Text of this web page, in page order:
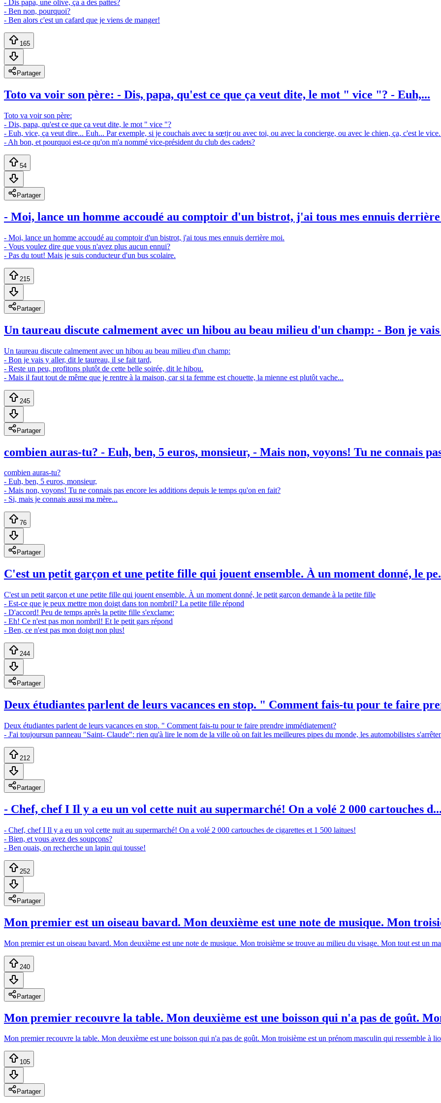
- Dis papa, une olive, ça a des pattes?
- Ben non, pourquoi?
- Ben alors c'est un cafard que je viens de manger!
165
Partager
Toto va voir son père: - Dis, papa, qu'est ce que ça veut dite, le mot " vice "? - Euh,...
Toto va voir son père:
- Dis, papa, qu'est ce que ça veut dite, le mot " vice "?
- Euh, vice, ça veut dire... Euh... Par exemple, si je couchais avec ta sœtjr ou avec toi, ou avec la concierge, ou avec le chien, ça, c'est le
- Ah bon, et pourquoi est-ce qu'on m'a nommé vice-président du club des cadets?
54
Partager
- Moi, lance un homme accoudé au comptoir d'un bistrot, j'ai tous mes ennuis
- Moi, lance un homme accoudé au comptoir d'un bistrot, j'ai tous mes ennuis derrière moi.
- Vous voulez dire que vous n'avez plus aucun ennui?
- Pas du tout! Mais je suis conducteur d'un bus scolaire.
215
Partager
Un taureau discute calmement avec un hibou au beau milieu d'un champ: - Bon je
Un taureau discute calmement avec un hibou au beau milieu d'un champ:
- Bon je vais y aller, dit le taureau, il se fait tard,
- Reste un peu, profitons plutôt de cette belle soirée, dit le hibou.
- Mais il faut tout de même que je rentre à la maison, car si ta femme est chouette, la mienne est plutôt vache...
245
Partager
combien auras-tu? - Euh, ben, 5 euros, monsieur, - Mais non, voyons! Tu ne connais
combien auras-tu?
- Euh, ben, 5 euros, monsieur,
- Mais non, voyons! Tu ne connais pas encore les additions depuis le temps qu'on en fait?
- Si, mais je connais aussi ma mère...
76
Partager
C'est un petit garçon et une petite fille qui jouent ensemble. À un moment donné, le
C'est un petit garçon et une petite fille qui jouent ensemble. À un moment donné, le petit garçon demande à la petite fille
- Est-ce que je peux mettre mon doigt dans ton nombril? La petite fille répond
- D'accord! Peu de temps après la petite fille s'exclame:
- Eh! Ce n'est pas mon nombril! Et le petit gars répond
- Ben, ce n'est pas mon doigt non plus!
244
Partager
Deux étudiantes parlent de leurs vacances en stop. " Comment fais-tu pour te faire
Deux étudiantes parlent de leurs vacances en stop. " Comment fais-tu pour te faire prendre immédiatement?
- J'ai toujoursun panneau "Saint- Claude": rien qu'à lire le nom de la ville où on fait les meilleures pipes du monde, les automobilistes
212
Partager
- Chef, chef I Il y a eu un vol cette nuit au supermarché! On a volé 2 000 cartouches
- Chef, chef I Il y a eu un vol cette nuit au supermarché! On a volé 2 000 cartouches de cigarettes et 1 500 laitues!
- Bien, et vous avez des soupçons?
- Ben ouais, on recherche un lapin qui tousse!
252
Partager
Mon premier est un oiseau bavard. Mon deuxième est une note de musique. Mon
Mon premier est un oiseau bavard. Mon deuxième est une note de musique. Mon troisième se trouve au milieu du visage. Mon tout est un
240
Partager
Mon premier recouvre la table. Mon deuxième est une boisson qui n'a pas de goût.
Mon premier recouvre la table. Mon deuxième est une boisson qui n'a pas de goût. Mon troisième est un prénom masculin qui ressemble à
105
Partager